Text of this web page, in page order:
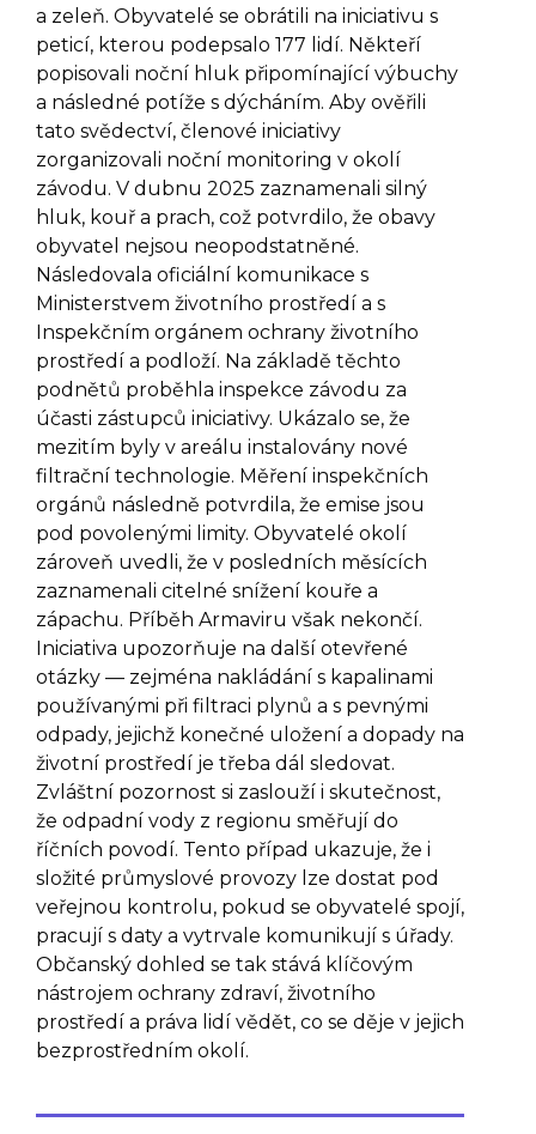
a zeleň. Obyvatelé se obrátili na iniciativu s
peticí, kterou podepsalo 177 lidí. Někteří
popisovali noční hluk připomínající výbuchy
a následné potíže s dýcháním. Aby ověřili
tato svědectví, členové iniciativy
zorganizovali noční monitoring v okolí
závodu. V dubnu 2025 zaznamenali silný
hluk, kouř a prach, což potvrdilo, že obavy
obyvatel nejsou neopodstatněné.
Následovala oficiální komunikace s
Ministerstvem životního prostředí a s
Inspekčním orgánem ochrany životního
prostředí a podloží. Na základě těchto
podnětů proběhla inspekce závodu za
účasti zástupců iniciativy. Ukázalo se, že
mezitím byly v areálu instalovány nové
filtrační technologie. Měření inspekčních
orgánů následně potvrdila, že emise jsou
pod povolenými limity. Obyvatelé okolí
zároveň uvedli, že v posledních měsících
zaznamenali citelné snížení kouře a
zápachu. Příběh Armaviru však nekončí.
Iniciativa upozorňuje na další otevřené
otázky — zejména nakládání s kapalinami
používanými při filtraci plynů a s pevnými
odpady, jejichž konečné uložení a dopady na
životní prostředí je třeba dál sledovat.
Zvláštní pozornost si zaslouží i skutečnost,
že odpadní vody z regionu směřují do
říčních povodí. Tento případ ukazuje, že i
složité průmyslové provozy lze dostat pod
veřejnou kontrolu, pokud se obyvatelé spojí,
pracují s daty a vytrvale komunikují s úřady.
Občanský dohled se tak stává klíčovým
nástrojem ochrany zdraví, životního
prostředí a práva lidí vědět, co se děje v jejich
bezprostředním okolí.